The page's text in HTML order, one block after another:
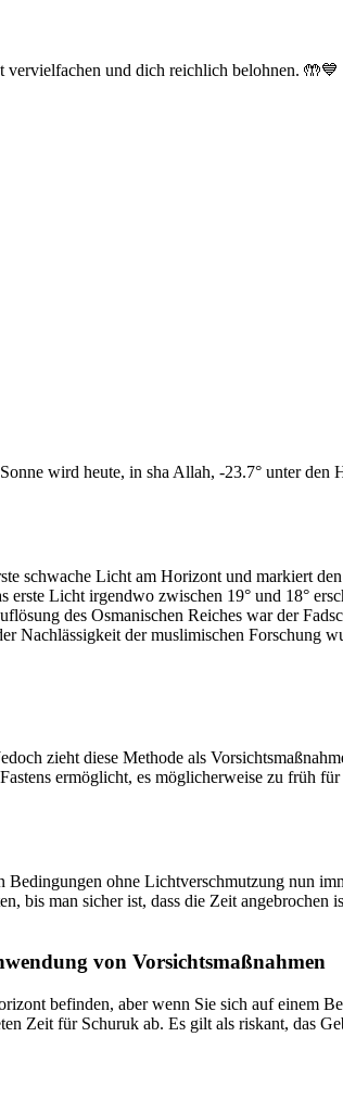
vervielfachen und dich reichlich belohnen. 🤲💙
wird heute, in sha Allah, -23.7° unter
schwache Licht am Horizont und markiert
erste Licht irgendwo zwischen 19° und 18°
des Osmanischen Reiches war der
Nachlässigkeit der muslimischen Forschung
zieht diese Methode als
ermöglicht, es möglicherweise zu früh
Bedingungen ohne Lichtverschmutzung nun
bis man sicher ist, dass die Zeit angebrochen
von Vorsichtsmaßnahmen
befinden, aber wenn Sie sich auf einem
Zeit für Schuruk ab. Es gilt als riskant, das